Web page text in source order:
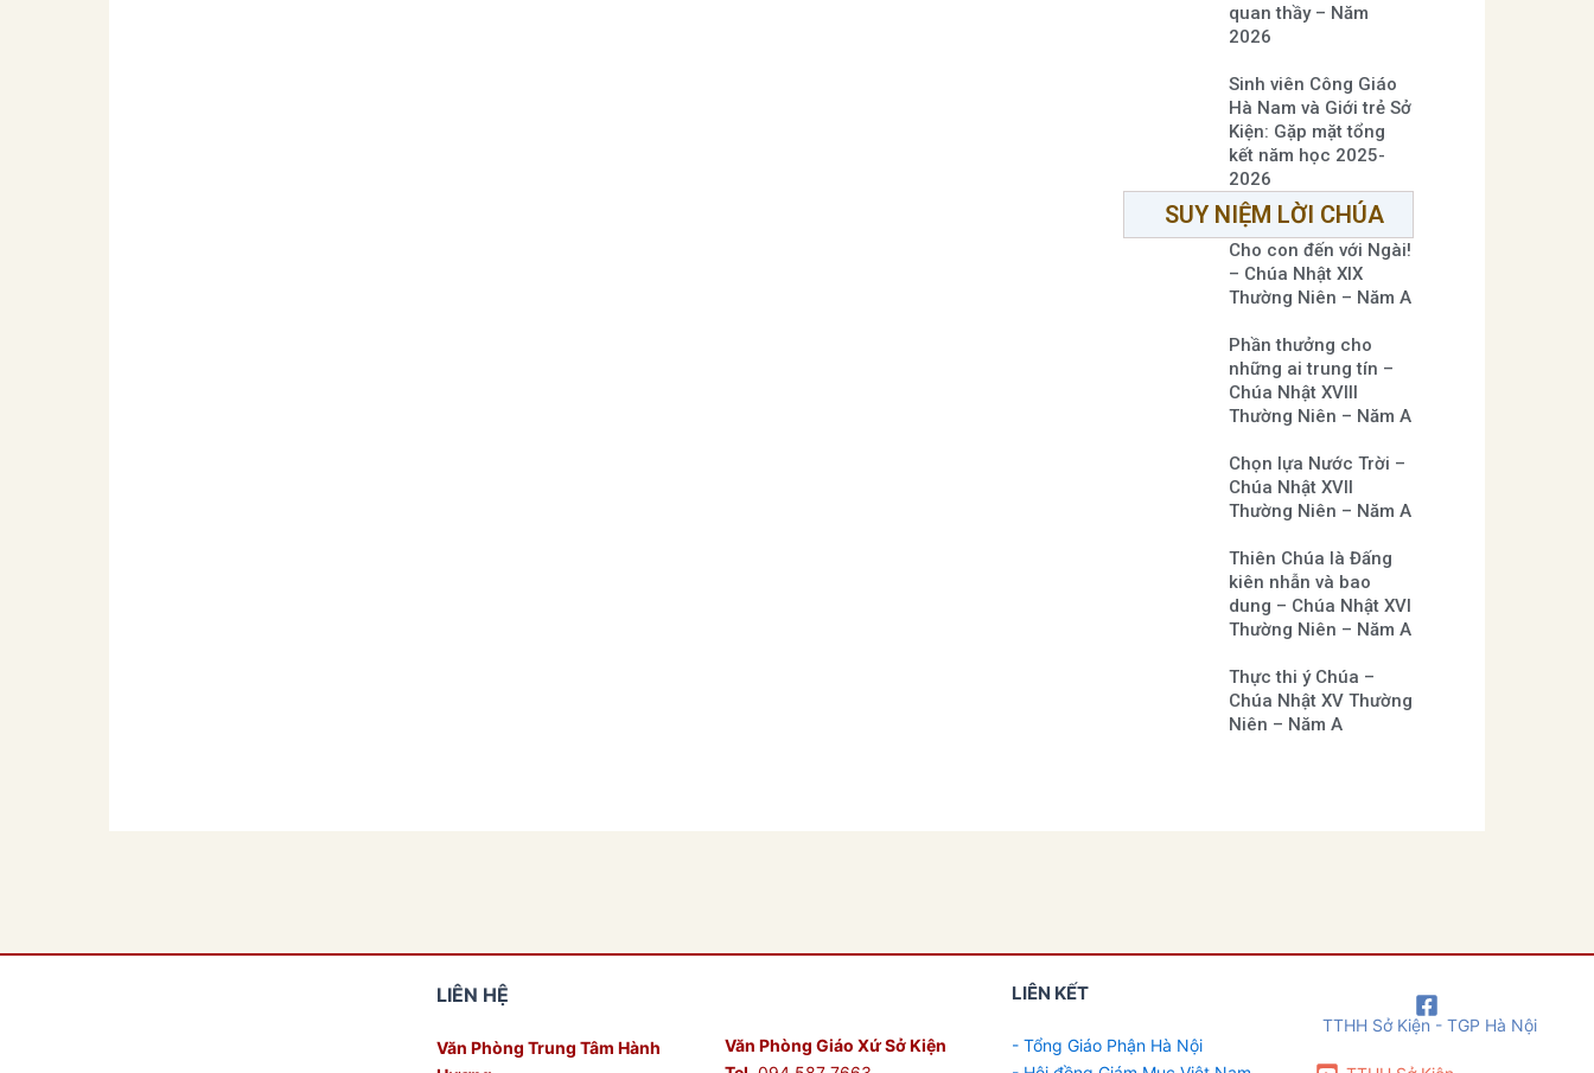
quan thầy – Năm
2026
Sinh viên Công Giáo
Hà Nam và Giới trẻ Sở
Kiện: Gặp mặt tổng
kết năm học 2025-
2026
SUY NIỆM LỜI CHÚA
Cho con đến với Ngài!
– Chúa Nhật XIX
Thường Niên – Năm A
Phần thưởng cho
những ai trung tín –
Chúa Nhật XVIII
Thường Niên – Năm A
Chọn lựa Nước Trời –
Chúa Nhật XVII
Thường Niên – Năm A
Thiên Chúa là Đấng
kiên nhẫn và bao
dung – Chúa Nhật XVI
Thường Niên – Năm A
Thực thi ý Chúa –
Chúa Nhật XV Thường
Niên – Năm A
LIÊN HỆ
Văn Phòng Trung Tâm Hành
Văn Phòng Giáo Xứ Sở Kiện
LIÊN KẾT
- Tổng Giáo Phận Hà Nội
TTHH Sở Kiện - TGP Hà Nội